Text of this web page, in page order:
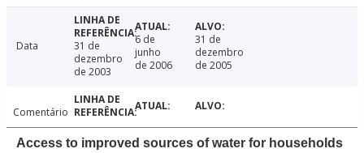
Data
31 de
dezembro
de 2003
6 de
junho
de 2006
31 de
dezembro
de 2005
Comentário
Access to improved sources of water for households